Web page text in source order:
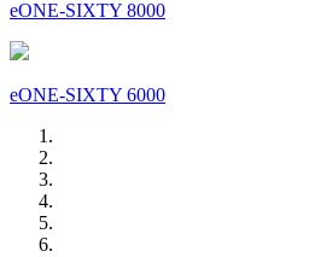
eONE-SIXTY 8000
eONE-SIXTY 6000